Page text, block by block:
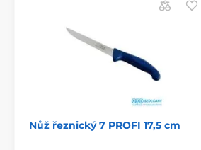
Nůž řeznický 7 PROFI 17,5 cm